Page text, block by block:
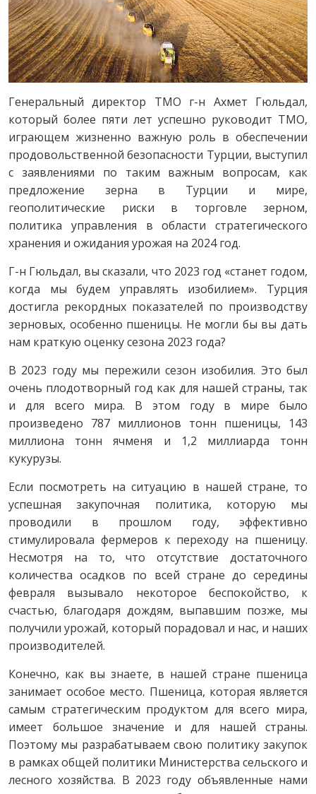
Генеральный директор TMO г-н Ахмет Гюльдал,
который более пяти лет успешно руководит TMO,
играющем жизненно важную роль в обеспечении
продовольственной безопасности Турции, выступил
с заявлениями по таким важным вопросам, как
предложение зерна в Турции и мире,
геополитические риски в торговле зерном,
политика управления в области стратегического
хранения и ожидания урожая на 2024 год.
Г-н Гюльдал, вы сказали, что 2023 год «станет годом,
когда мы будем управлять изобилием». Турция
достигла рекордных показателей по производству
зерновых, особенно пшеницы. Не могли бы вы дать
нам краткую оценку сезона 2023 года?
В 2023 году мы пережили сезон изобилия. Это был
очень плодотворный год как для нашей страны, так
и для всего мира. В этом году в мире было
произведено 787 миллионов тонн пшеницы, 143
миллиона тонн ячменя и 1,2 миллиарда тонн
кукурузы.
Если посмотреть на ситуацию в нашей стране, то
успешная закупочная политика, которую мы
проводили в прошлом году, эффективно
стимулировала фермеров к переходу на пшеницу.
Несмотря на то, что отсутствие достаточного
количества осадков по всей стране до середины
февраля вызывало некоторое беспокойство, к
счастью, благодаря дождям, выпавшим позже, мы
получили урожай, который порадовал и нас, и наших
производителей.
Конечно, как вы знаете, в нашей стране пшеница
занимает особое место. Пшеница, которая является
самым стратегическим продуктом для всего мира,
имеет большое значение и для нашей страны.
Поэтому мы разрабатываем свою политику закупок
в рамках общей политики Министерства сельского и
лесного хозяйства. В 2023 году объявленные нами